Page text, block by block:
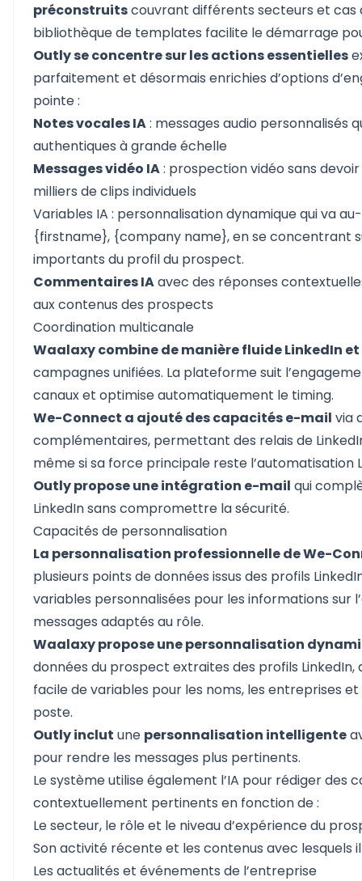
préconstruitscouvrant différents secteurs et cas
bibliothèque de templates facilite le démarrage
Outly se concentre sur les actions essentielles
parfaitement et désormais enrichies d’options
pointe :
Notes vocales IA: messages audio personnalisés
authentiques à grande échelle
Messages vidéo IA: prospection vidéo sans
milliers de clips individuels
Variables IA : personnalisation dynamique qui va
{firstname}, {company name}, en se concentrant
importants du profil du prospect.
Commentaires IAavec des réponses
aux contenus des prospects
Coordination multicanale
Waalaxy combine de manière fluide LinkedIn
campagnes unifiées. La plateforme suit
canaux et optimise automatiquement le timing.
We-Connect a ajouté des capacités e-mail via
complémentaires, permettant des relais de
même si sa force principale reste l’automatisation
Outly propose une intégration e-mail qui
LinkedIn sans compromettre la sécurité.
Capacités de personnalisation
La personnalisation professionnelle de We-
plusieurs points de données issus des profils
variables personnalisées pour les informations sur
messages adaptés au rôle.
Waalaxy propose une personnalisation
données du prospect extraites des profils LinkedIn,
facile de variables pour les noms, les entreprises
poste.
Outly inclut une personnalisation intelligente
pour rendre les messages plus pertinents.
Le système utilise également l’IA pour rédiger des
contextuellement pertinents en fonction de :
Le secteur, le rôle et le niveau d’expérience du
Son activité récente et les contenus avec lesquels
Les actualités et événements de l’entreprise